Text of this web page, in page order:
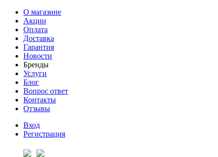
О магазине
Акции
Оплата
Доставка
Гарантия
Новости
Бренды
Услуги
Блог
Вопрос ответ
Контакты
Отзывы
Вход
Регистрация